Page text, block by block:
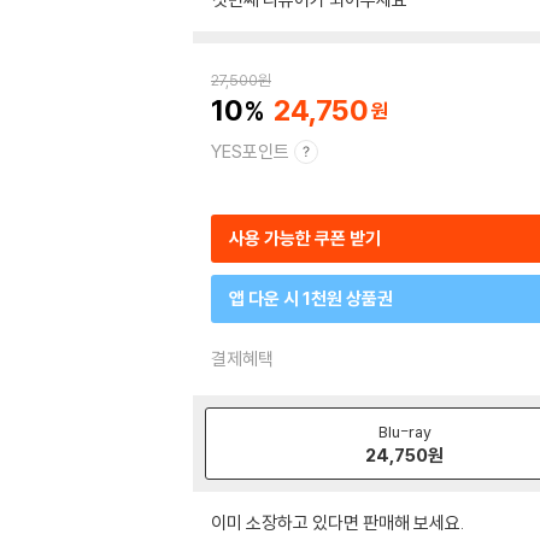
27,500원
10 24,750
YES포인트
사용 가능한 쿠폰 받기
앱 다운 시 1천원 상품권
결제혜택
Blu-ray
24,750원
이미 소장하고 있다면 판매해 보세요.